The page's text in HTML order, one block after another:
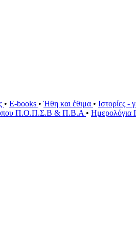
• E-books •Ήθη και έθιμα • Ιστορίες -
Π.Ο.Π.Σ.Β & Π.Β.Α •